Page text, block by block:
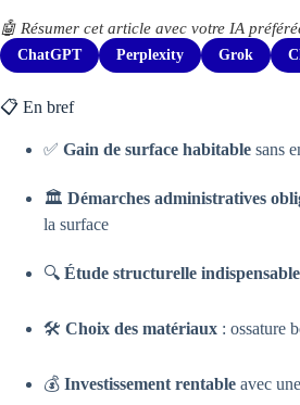
🤖 Résumer cet article avec votre IA
ChatGPT Perplexity Grok
📋 En bref
✅ Gain de surface habitable sans
🏛️ Démarches administratives
la surface
🔍 Étude structurelle indispensable
🛠️ Choix des matériaux : ossature
💰 Investissement rentable avec